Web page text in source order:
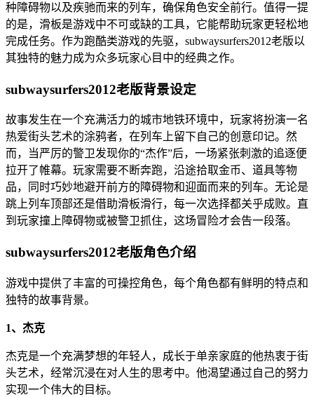
种障碍物以及疾驰而来的列车，确保角色安全前行。值得一提
的是，滑板是游戏中不可或缺的工具，它能帮助玩家更轻松地
完成任务。作为跑酷类游戏的先驱，subwaysurfers2012老版以
其独特的魅力成为众多玩家心目中的经典之作。
subwaysurfers2012老版背景设定
故事发生在一个充满活力的城市地铁环境中，玩家将扮演一名
热爱街头艺术的涂鸦者，在列车上留下自己的创意印记。然
而，当严厉的警卫发现你的“杰作”后，一场紧张刺激的追逐便
拉开了帷幕。玩家需要不断奔跑，沿途拾取金币、道具等物
品，同时巧妙地避开前方的障碍物和迎面而来的列车。无论是
跳上列车顶部还是借助滑板滑行，每一次选择都关乎成败。直
到玩家撞上障碍物或被警卫抓住，这场冒险才会告一段落。
subwaysurfers2012老版角色介绍
游戏中提供了丰富的可操控角色，每个角色都有鲜明的特点和
独特的故事背景。
1、杰克
杰克是一个充满梦想的年轻人，成长于单亲家庭的他热衷于街
头艺术，经常沉浸在对人生的思考中。他渴望通过自己的努力
实现一个伟大的目标。